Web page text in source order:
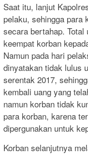
Saat itu, lanjut
pelaku, sehingga para
secara bertahap.
keempat korban
Namun pada hari
dinyatakan tidak lulus
serentak 2017,
kembali uang yang
namun korban tidak
para korban, karena
dipergunakan untuk
Korban selanjutnya